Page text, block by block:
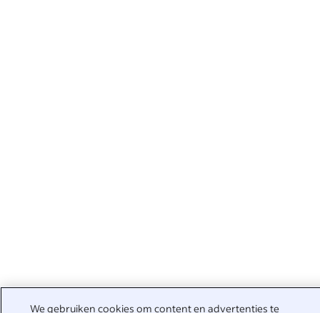
We gebruiken cookies om content en advertenties te